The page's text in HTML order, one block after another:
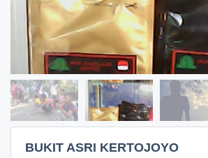
BUKIT ASRI KERTOJOYO